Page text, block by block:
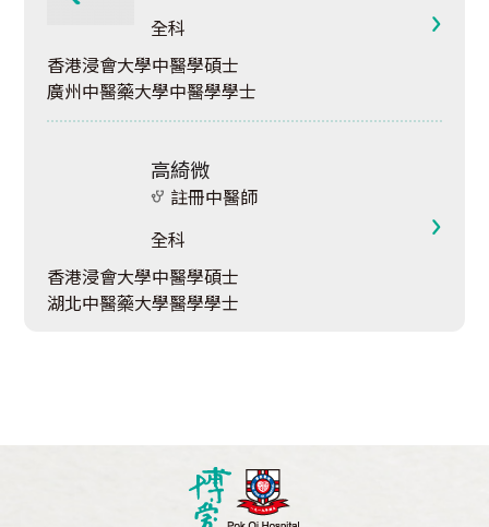
全科
香港浸會大學中醫學碩士
廣州中醫藥大學中醫學學士
高綺微
註冊中醫師
全科
香港浸會大學中醫學碩士
湖北中醫藥大學醫學學士